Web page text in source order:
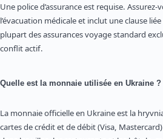
Une police d’assurance est requise.
l’évacuation médicale et inclut une clause
plupart des assurances voyage standard
conflit actif.
Quelle est la monnaie utilisée en Ukraine ?
La monnaie officielle en Ukraine est la
cartes de crédit et de débit (Visa,